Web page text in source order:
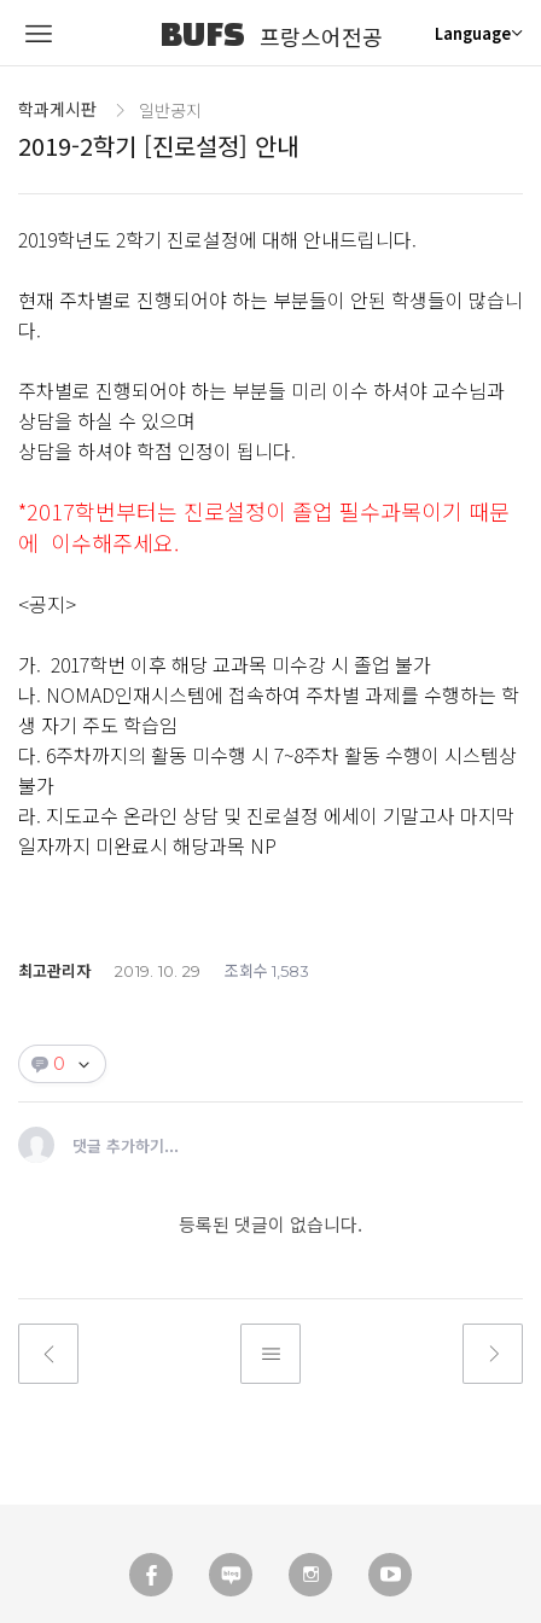
BUFS 프랑스어전공 Language
학과게시판 일반공지
2019-2학기 [진로설정] 안내
2019학년도 2학기 진로설정에 대해 안내드립니다.
현재 주차별로 진행되어야 하는 부분들이 안된 학생들이 많습니
다.
주차별로 진행되어야 하는 부분들 미리 이수 하셔야 교수님과
상담을 하실 수 있으며
상담을 하셔야 학점 인정이 됩니다.
*2017학번부터는 진로설정이 졸업 필수과목이기 때문
에 이수해주세요.
<공지>
가. 2017학번 이후 해당 교과목 미수강 시 졸업 불가
나. NOMAD인재시스템에 접속하여 주차별 과제를 수행하는 학
생 자기 주도 학습임
다. 6주차까지의 활동 미수행 시 7~8주차 활동 수행이 시스템상
불가
라. 지도교수 온라인 상담 및 진로설정 에세이 기말고사 마지막
일자까지 미완료시 해당과목 NP
최고관리자 2019. 10. 29 조회수 1,583
0
댓글 추가하기...
등록된 댓글이 없습니다.